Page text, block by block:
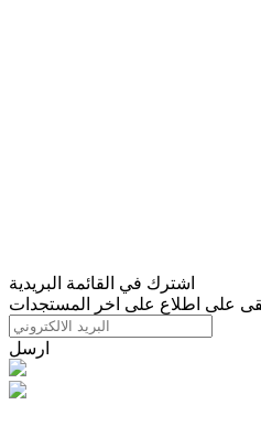
اشترك في القائمة البريدية
على اطلاع على اخر المستجدات
ارسل